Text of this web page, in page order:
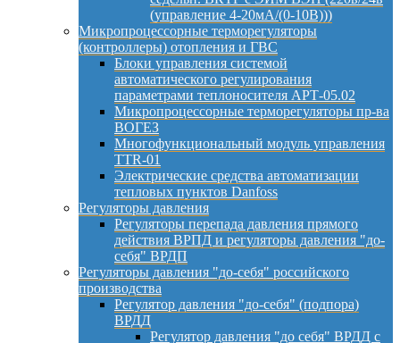
(управление 4-20мА/(0-10В)))
Микропроцессорные терморегуляторы
(контроллеры) отопления и ГВС
Блоки управления системой
автоматического регулирования
параметрами теплоносителя АРТ-05.02
Микропроцессорные терморегуляторы пр-ва
ВОГЕЗ
Многофункциональный модуль управления
TTR-01
Электрические средства автоматизации
тепловых пунктов Danfoss
Регуляторы давления
Регуляторы перепада давления прямого
действия ВРПД и регуляторы давления "до-
себя" ВРДП
Регуляторы давления "до-себя" российского
производства
Регулятор давления "до-себя" (подпора)
ВРДД
Регулятор давления "до себя" ВРДД с